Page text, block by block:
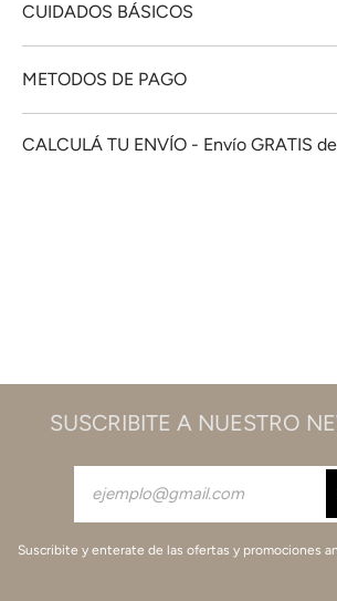
CUIDADOS BÁSICOS
METODOS DE PAGO
CALCULÁ TU ENVÍO - Envío GRATIS
SUSCRIBITE A NUESTRO
Suscribite y enterate de las ofertas y promociones